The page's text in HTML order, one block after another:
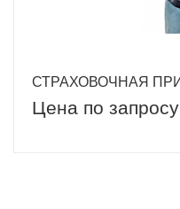
СТРАХОВОЧНАЯ
Цена по запросу